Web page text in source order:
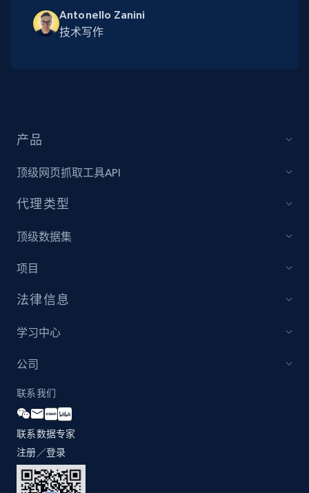
Antonello Zanini
技术写作
产品
顶级网页抓取工具API
代理类型
顶级数据集
项目
法律信息
学习中心
公司
联系我们
联系数据专家
注册／登录